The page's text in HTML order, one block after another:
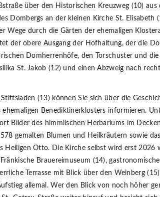
über den Historischen Kreuzweg (10) aus
Dombergs an der kleinen Kirche St. Elisabeth
Wege durch die Gärten der ehemaligen
der obere Ausgang der Hofhaltung, der die
Domherrenhöfe, den Torschuster und die
St. Jakob (12) und einen Abzweig nach
(13) können Sie sich über die
ehemaligen Benediktinerklosters informieren.
Bilder des himmlischen Herbariums im
gemalten Blumen und Heilkräutern sowie das
Heiligen Otto. Die Kirche selbst wird erst 2026
Brauereimuseum (14),
Terrasse mit Blick über den Weinberg
allemal. Wer den Blick von noch höher